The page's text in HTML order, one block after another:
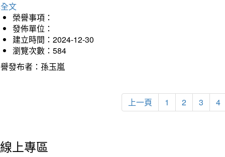
文
榮譽事項：
發佈單位：
建立時間：2024-12-30
瀏覽次數：584
發布者：孫玉嵐
上一頁 1 2 3 4
線上專區